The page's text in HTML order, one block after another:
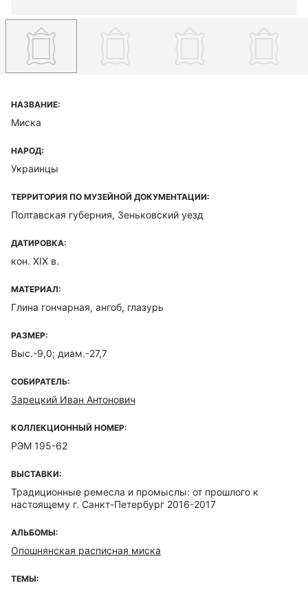
НАЗВАНИЕ:
Миска
НАРОД:
Украинцы
ТЕРРИТОРИЯ ПО МУЗЕЙНОЙ ДОКУМЕНТАЦИИ:
Полтавская губерния, Зеньковский уезд
ДАТИРОВКА:
кон. XIX в.
МАТЕРИАЛ:
Глина гончарная, ангоб, глазурь
РАЗМЕР:
Выс.-9,0; диам.-27,7
СОБИРАТЕЛЬ:
Зарецкий Иван Антонович
КОЛЛЕКЦИОННЫЙ НОМЕР:
РЭМ 195-62
ВЫСТАВКИ:
Традиционные ремесла и промыслы: от прошлого к
настоящему г. Санкт-Петербург 2016-2017
АЛЬБОМЫ:
Опошнянская расписная миска
ТЕМЫ: